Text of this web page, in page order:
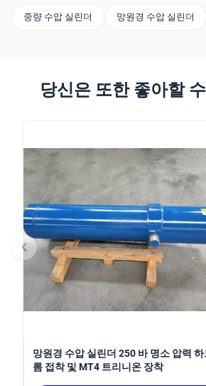
중량 수압 실린더 망원경 수압 실린더
당신은 또한 좋아할
망원경 수압 실린더 250 바 명소 압력 하
롬 접착 및 MT4 트리니온 장착